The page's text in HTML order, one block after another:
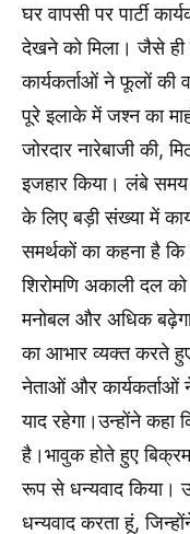
घर वापसी पर पार्टी
देखने को मिला। जैसे
कार्यकर्ताओं ने फूलों की
पूरे इलाके में जश्न का
जोरदार नारेबाजी की,
इजहार किया। लंबे
के लिए बड़ी संख्या में
समर्थकों का कहना है कि
शिरोमणि अकाली दल
मनोबल और अधिक
का आभार व्यक्त करते
नेताओं और कार्यकर्ताओं
याद रहेगा।उन्होंने
है।भावुक होते हुए
रूप से धन्यवाद किया।
धन्यवाद करता हूं,